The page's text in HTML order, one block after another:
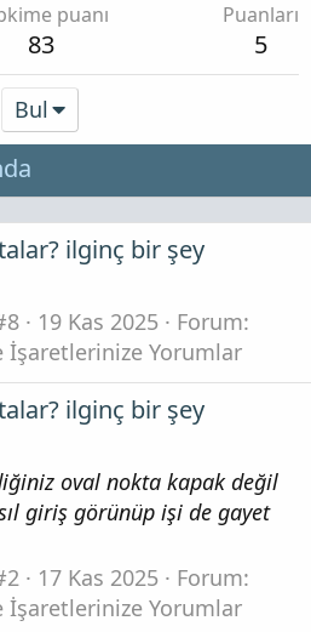
puanı
83
Puanları
5
Bul
ilginç bir şey
19 Kas 2025
Forum:
İşaretlerinize Yorumlar
ilginç bir şey
oval nokta kapak değil
giriş görünüp işi de gayet
17 Kas 2025
Forum:
İşaretlerinize Yorumlar